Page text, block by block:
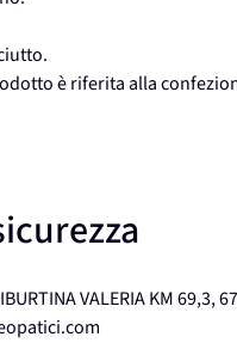
è riferita alla
VALERIA KM 69,3,